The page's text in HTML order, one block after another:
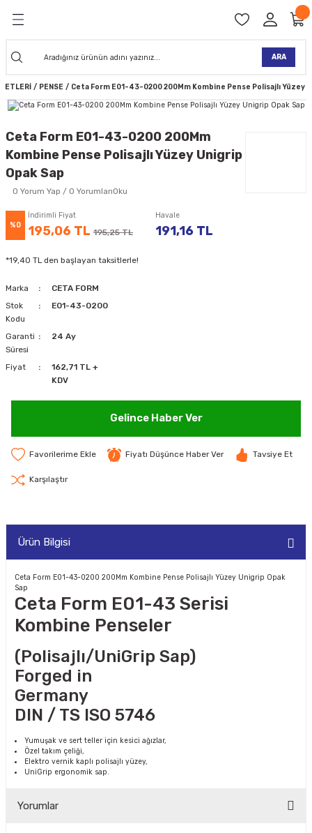
MAKİNELERİ
MAKİNELERİ
TABANCALARI
MAKİNELERİ
ARA
PENSE Ceta Form E01-43-0200 200Mm Kombine Pense Polisajlı Yüzey
Ceta Form E01-43-0200 200Mm
Kombine Pense Polisajlı Yüzey Unigrip
Opak Sap
0 Yorum Yap / 0 YorumlarıOku
%0
İndirimli Fiyat
195,06 TL 195,25 TL
Havale
191,16 TL
*19,40 TL den başlayan taksitlerle!
Marka
CETA FORM
Stok
Kodu
E01-43-0200
Garanti
Süresi
24 Ay
Fiyat
162,71 TL +
KDV
Gelince Haber Ver
Fiyatı Düşünce Haber Ver Tavsiye Et
Karşılaştır
Ürün Bilgisi
Ceta Form E01-43-0200 200Mm Kombine Pense Polisajlı Yüzey Unigrip Opak
Sap
Ceta Form E01-43 Serisi
Kombine Penseler
(Polisajlı/UniGrip Sap)
Forged in
Germany
DIN / TS ISO 5746
Yumuşak ve sert teller için kesici ağızlar,
Özel takım çeliği,
Elektro vernik kaplı polisajlı yüzey,
UniGrip ergonomik sap.
Yorumlar